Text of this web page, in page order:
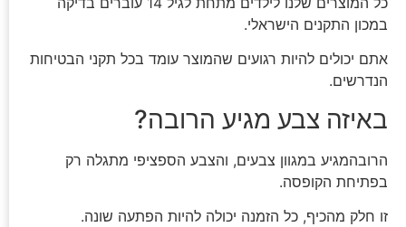
במכון התקנים הישראלי.
אתם יכולים להיות רגועים שהמוצר עומד בכל תקני הבטיחות
הנדרשים.
באיזה צבע מגיע הרובה?
הרובהמגיע במגוון צבעים, והצבע הספציפי מתגלה רק
בפתיחת הקופסה.
זו חלק מהכיף, כל הזמנה יכולה להיות הפתעה שונה.